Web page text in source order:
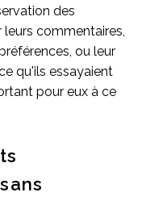
des
commentaires,
ou leur
qu'ils essayaient
pour eux à ce